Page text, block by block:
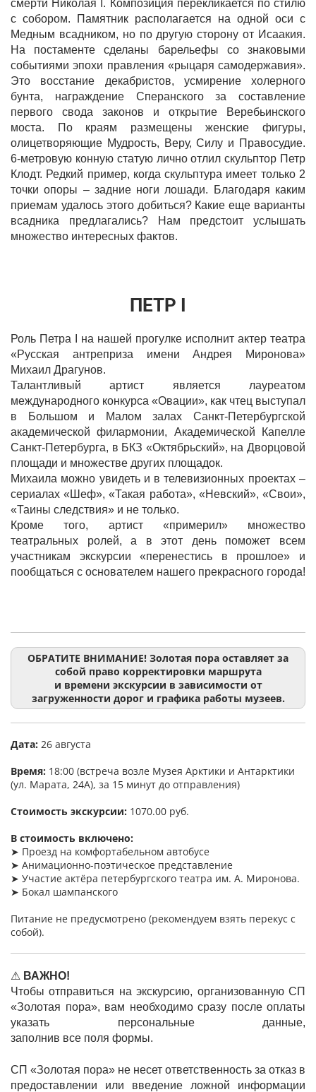
смерти Николая I. Композиция перекликается по стилю
с собором. Памятник располагается на одной оси с
Медным всадником, но по другую сторону от Исаакия.
На постаменте сделаны барельефы со знаковыми
событиями эпохи правления «рыцаря самодержавия».
Это восстание декабристов, усмирение холерного
бунта, награждение Сперанского за составление
первого свода законов и открытие Веребьинского
моста. По краям размещены женские фигуры,
олицетворяющие Мудрость, Веру, Силу и Правосудие.
6-метровую конную статую лично отлил скульптор Петр
Клодт. Редкий пример, когда скульптура имеет только 2
точки опоры – задние ноги лошади. Благодаря каким
приемам удалось этого добиться? Какие еще варианты
всадника предлагались? Нам предстоит услышать
множество интересных фактов.
ПЕТР I
Роль Петра I на нашей прогулке исполнит актер театра
«Русская антреприза имени Андрея Миронова»
Михаил Драгунов.
Талантливый артист является лауреатом
международного конкурса «Овации», как чтец выступал
в Большом и Малом залах Санкт-Петербургской
академической филармонии, Академической Капелле
Санкт-Петербурга, в БКЗ «Октябрьский», на Дворцовой
площади и множестве других площадок.
Михаила можно увидеть и в телевизионных проектах –
сериалах «Шеф», «Такая работа», «Невский», «Свои»,
«Таины следствия» и не только.
Кроме того, артист «примерил» множество
театральных ролей, а в этот день поможет всем
участникам экскурсии «перенестись в прошлое» и
пообщаться с основателем нашего прекрасного города!
ОБРАТИТЕ ВНИМАНИЕ! Золотая пора оставляет за
собой право корректировки маршрута
и времени экскурсии в зависимости от
загруженности дорог и графика работы музеев.
Дата: 26 августа
Время: 18:00 (встреча возле Музея Арктики и Антарктики
(ул. Марата, 24А), за 15 минут до отправления)
Стоимость экскурсии: 1070.00 руб.
В стоимость включено:
➤ Проезд на комфортабельном автобусе
➤ Анимационно-поэтическое представление
➤ Участие актёра петербургского театра им. А. Миронова.
➤ Бокал шампанского
Питание не предусмотрено (рекомендуем взять перекус с
собой).
⚠ ВАЖНО!
Чтобы отправиться на экскурсию, организованную СП
«Золотая пора», вам необходимо сразу после оплаты
указать персональные данные,
заполнив все поля формы.
СП «Золотая пора» не несет ответственность за отказ в
предоставлении или введение ложной информации